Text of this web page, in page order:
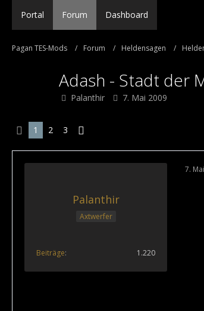
Portal Forum Dashboard
Pagan TES-Mods Forum Heldensagen
Adash - Stadt der
Palanthir 7. Mai 2009
1 2 3
Palanthir
Axtwerfer
Beiträge 1.220
7.